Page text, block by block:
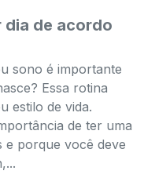
dia de acordo
sono é importante
Essa rotina
estilo de vida.
de ter uma
e porque você deve